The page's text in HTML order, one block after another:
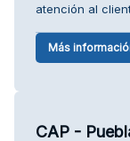
atención al
Más
CAP -